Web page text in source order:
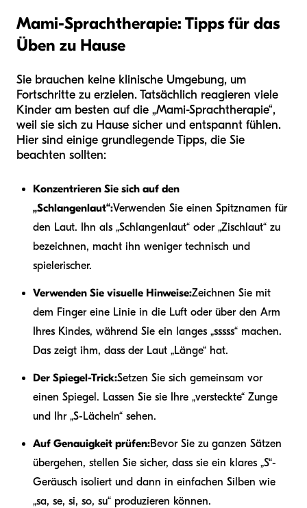
Mami-Sprachtherapie: Tipps für das
Üben zu Hause
Sie brauchen keine klinische Umgebung, um
Fortschritte zu erzielen. Tatsächlich reagieren viele
Kinder am besten auf die „Mami-Sprachtherapie“,
weil sie sich zu Hause sicher und entspannt fühlen.
Hier sind einige grundlegende Tipps, die Sie
beachten sollten:
Konzentrieren Sie sich auf den
„Schlangenlaut“:Verwenden Sie einen Spitznamen für
den Laut. Ihn als „Schlangenlaut“ oder „Zischlaut“ zu
bezeichnen, macht ihn weniger technisch und
spielerischer.
Verwenden Sie visuelle Hinweise:Zeichnen Sie mit
dem Finger eine Linie in die Luft oder über den Arm
Ihres Kindes, während Sie ein langes „sssss“ machen.
Das zeigt ihm, dass der Laut „Länge“ hat.
Der Spiegel-Trick:Setzen Sie sich gemeinsam vor
einen Spiegel. Lassen Sie sie Ihre „versteckte“ Zunge
und Ihr „S-Lächeln“ sehen.
Auf Genauigkeit prüfen:Bevor Sie zu ganzen Sätzen
übergehen, stellen Sie sicher, dass sie ein klares „S“-
Geräusch isoliert und dann in einfachen Silben wie
„sa, se, si, so, su“ produzieren können.